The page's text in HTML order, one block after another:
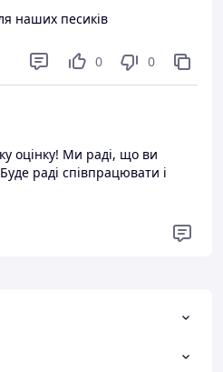
наших песиків
0 0
оцінку! Ми раді, що ви
раді співпрацювати і